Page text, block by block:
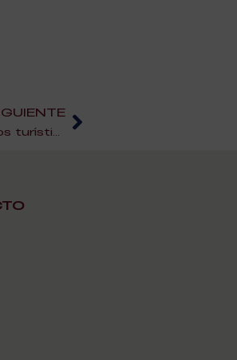
La especializacion en dirección de alojamientos turísticos